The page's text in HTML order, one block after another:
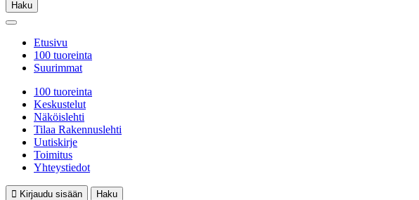
Haku
Etusivu
100 tuoreinta
Suurimmat
100 tuoreinta
Keskustelut
Näköislehti
Tilaa Rakennuslehti
Uutiskirje
Toimitus
Yhteystiedot
Kirjaudu sisään
Haku